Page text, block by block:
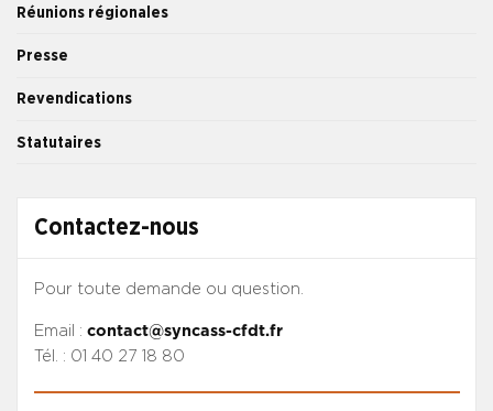
Réunions régionales
Presse
Revendications
Statutaires
Contactez-nous
Pour toute demande ou question.
Email : contact@syncass-cfdt.fr
Tél. : 01 40 27 18 80